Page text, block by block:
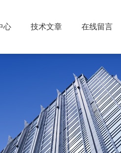
心 技术文章 在线留言